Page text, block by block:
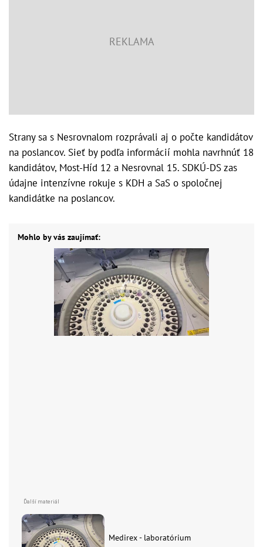
Strany sa s Nesrovnalom rozprávali aj o počte kandidátov
na poslancov. Sieť by podľa informácií mohla navrhnúť 18
kandidátov, Most-Híd 12 a Nesrovnal 15. SDKÚ-DS zas
údajne intenzívne rokuje s KDH a SaS o spoločnej
kandidátke na poslancov.
Mohlo by vás zaujímať:
Medirex - laboratórium